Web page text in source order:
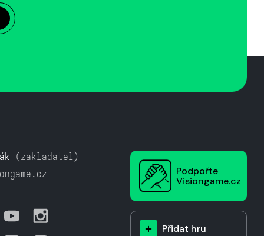
(zakladatel)
Podpořte
Visiongame.cz
Přidat hru